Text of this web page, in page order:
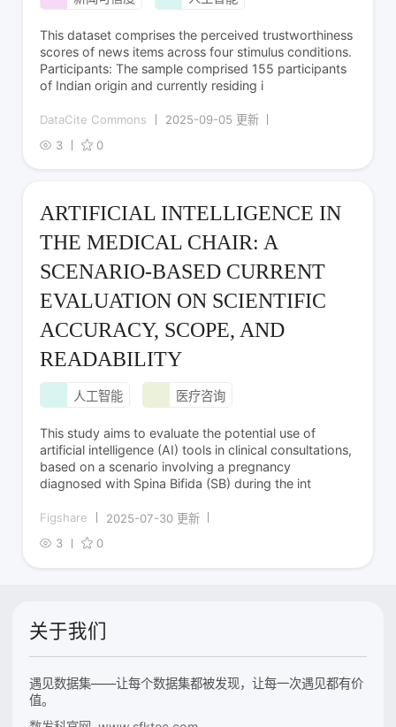
This dataset comprises the perceived trustworthiness
scores of news items across four stimulus conditions.
Participants: The sample comprised 155 participants
of Indian origin and currently residing i
DataCite Commons
2025-09-05 更新
3
0
ARTIFICIAL INTELLIGENCE IN
THE MEDICAL CHAIR: A
SCENARIO-BASED CURRENT
EVALUATION ON SCIENTIFIC
ACCURACY, SCOPE, AND
READABILITY
人工智能 医疗咨询
This study aims to evaluate the potential use of
artificial intelligence (AI) tools in clinical consultations,
based on a scenario involving a pregnancy
diagnosed with Spina Bifida (SB) during the int
Figshare
2025-07-30 更新
3
0
关于我们
遇见数据集——让每个数据集都被发现，让每一次遇见都有价
值。